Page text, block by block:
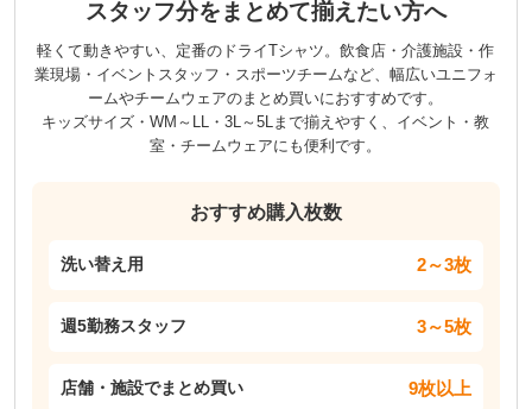
スタッフ分をまとめて揃えたい方へ
軽くて動きやすい、定番のドライTシャツ。飲食店・介護施設・作
業現場・イベントスタッフ・スポーツチームなど、幅広いユニフォ
ームやチームウェアのまとめ買いにおすすめです。
キッズサイズ・WM～LL・3L～5Lまで揃えやすく、イベント・教
室・チームウェアにも便利です。
おすすめ購入枚数
洗い替え用 2～3枚
週5勤務スタッフ 3～5枚
店舗・施設でまとめ買い 9枚以上